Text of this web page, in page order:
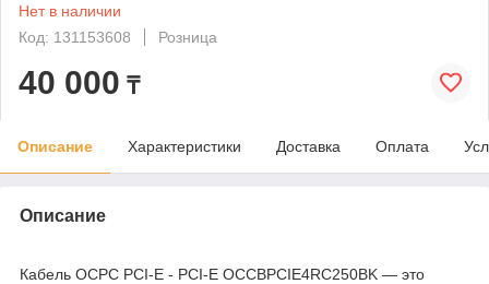
Нет в наличии
Код: 131153608
Розница
40 000 ₸
Описание Характеристики Доставка Оплата
Описание
Кабель OCPC PCI-E - PCI-E OCCBPCIE4RC250BK — это